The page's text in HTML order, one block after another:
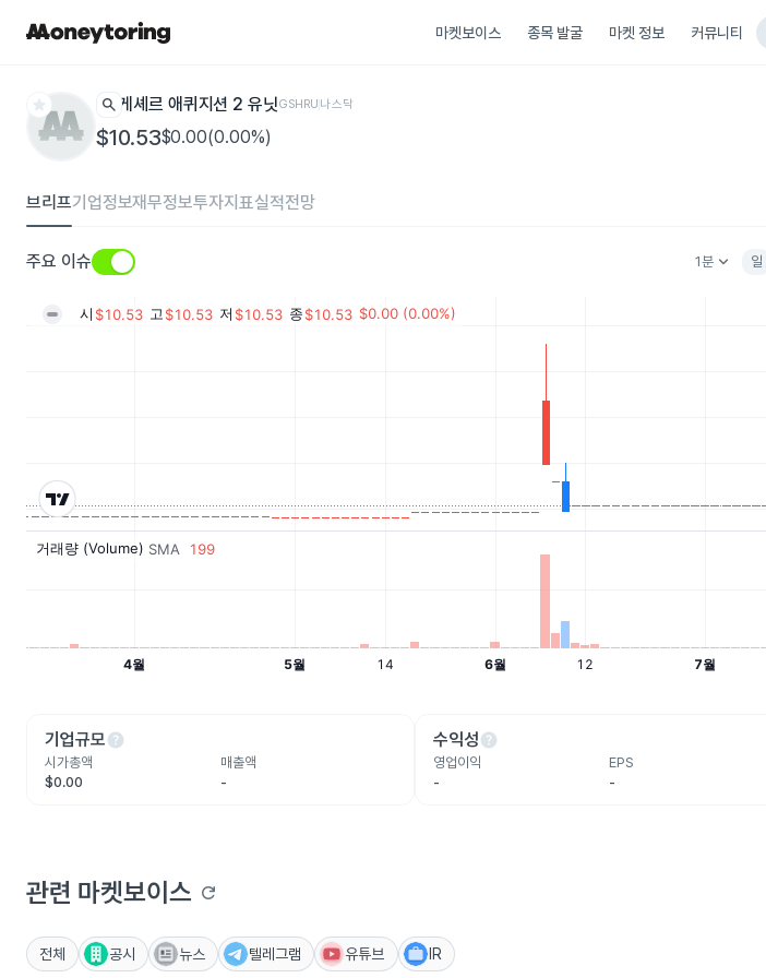
마켓보이스 종목 발굴 마켓 정보 커뮤니티
star search 게셰르 애퀴지션 2 유닛GSHRU나스닥
$10.53$0.00(0.00%)
브리프기업정보재무정보투자지표실적전망
주요 이슈 1분keyboard_arrow_down 일
기업규모help
시가총액
$0.00
매출액
-
수익성help
영업이익
-
EPS
-
관련 마켓보이스 refresh
전체 공시 뉴스 텔레그램 유튜브 IR